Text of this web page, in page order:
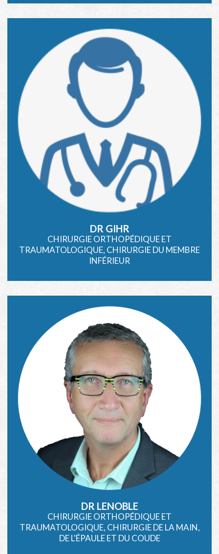
DR GIHR
CHIRURGIE ORTHOPÉDIQUE ET
TRAUMATOLOGIQUE, CHIRURGIE DU MEMBRE
INFÉRIEUR
DR LENOBLE
CHIRURGIE ORTHOPÉDIQUE ET
TRAUMATOLOGIQUE, CHIRURGIE DE LA MAIN,
DE L'ÉPAULE ET DU COUDE